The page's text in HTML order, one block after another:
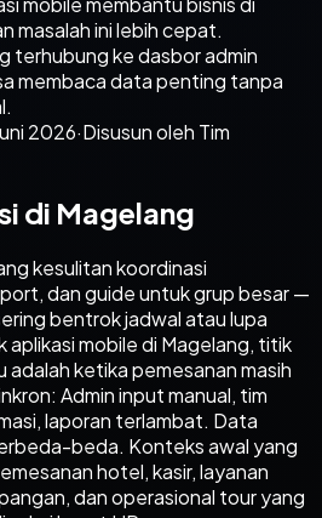
masalah ini lebih cepat.
terhubung ke dasbor admin
membaca data penting tanpa
2026·Disusun oleh Tim
di Magelang
kesulitan koordinasi
dan guide untuk grup besar —
bentrok jadwal atau lupa
mobile di Magelang, titik
adalah ketika pemesanan masih
Admin input manual, tim
laporan terlambat. Data
beda. Konteks awal yang
hotel, kasir, layanan
dan operasional tour yang